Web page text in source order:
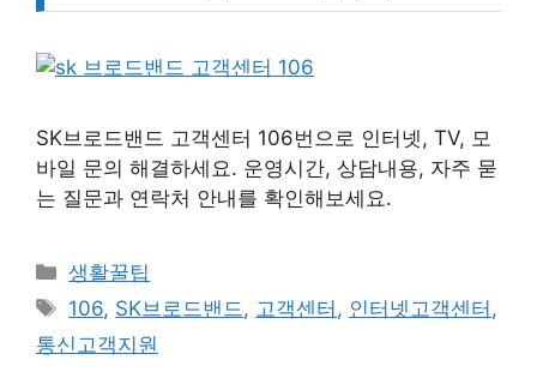
SK브로드밴드 고객센터 106번으로 인터넷, TV, 모
바일 문의 해결하세요. 운영시간, 상담내용, 자주 묻
는 질문과 연락처 안내를 확인해보세요.
카
테
리
생활꿀팁
태
그
106, SK브로드밴드, 고객센터 , 인터넷고객센터 ,
통신고객지원